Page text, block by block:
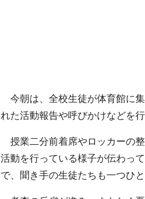
今朝は、全校生徒が体育館に
れた活動報告や呼びかけなどを
授業二分前着席やロッカーの
活動を行っている様子が伝わっ
で、聞き手の生徒たちも一つひ